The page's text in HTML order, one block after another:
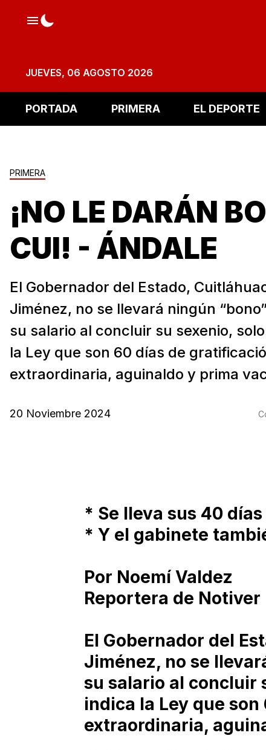
JUEVES, 06 AGOSTO 2026
PORTADA PRIMERA EL DEPORTE
PRIMERA
¡NO LE DARÁN
CUI! - ÁNDALE
El Gobernador del Estado,
Jiménez, no se llevará ningún
su salario al concluir su sexenio,
la Ley que son 60 días de
extraordinaria, aguinaldo y prima
20 Noviembre 2024
* Se lleva sus 40
* Y el gabinete
Por Noemí Valdez
Reportera de Notiver
El Gobernador del
Jiménez, no se
su salario al concluir
indica la Ley que
extraordinaria,